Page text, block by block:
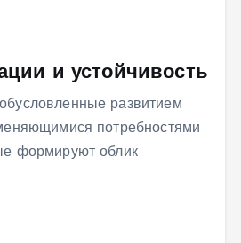
и устойчивость
развитием
потребностями
формируют облик